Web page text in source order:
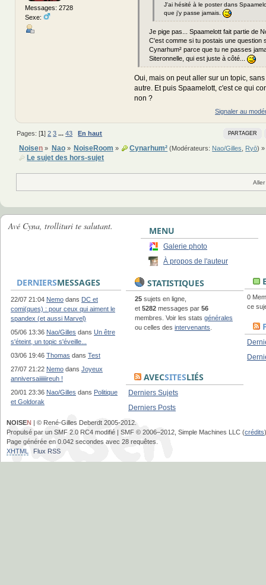
Messages: 2728
Sexe:
J'ai hésité à le poster dans
que j'y passe jamais.
Je pige pas... Spaamelott fait partie de
C'est comme si tu postais une question
Cynarhum² parce que tu ne passes
Siteronnelle, qui est juste à côté...
Oui, mais on peut aller sur un topic,
autre. Et puis Spaamelott, c'est ce qui
non ?
Signaler au
PARTAGER
Pages: [1]2 3 ...43 En haut
Noisen » Nao» NoiseRoom » Cynarhum² (Modérateurs: Nao/Gilles Ryō) »
Le sujet des hors-sujet
Avé Cyna, trollituri te salutant. MENU
Galerie photo
À propos de l'auteur
DERNIERSMESSAGES
22/07 21:04 Nemo dans DC et
comi(ques) : pour ceux qui aiment le
spandex (et aussi Marvel)
05/06 13:36 Nao/Gilles dans Un être
s'éteint, un topic s'éveille...
03/06 19:46 Thomas dans Test
27/07 21:22 Nemo dans Joyeux
anniversaiiiiiireuh !
20/01 23:36 Nao/Gilles dans Politique
et Goldorak
STATISTIQUES
25 sujets en ligne,
et 5282 messages par 56
membres. Voir les stats générales
ou celles des intervenants
0
ce
AVECSITESLIÉS
Derniers Sujets
Derniers Posts
NOISEN | © René-Gilles Deberdt 2005-2012.
Propulsé par un SMF 2.0 RC4 modifié | SMF © 2006–2012, Simple Machines LLC (crédits)
Page générée en 0.042 secondes avec 28 requêtes.
XHTML
Flux RSS